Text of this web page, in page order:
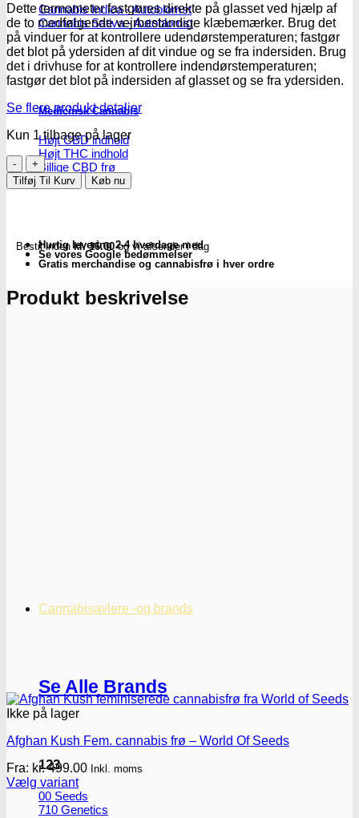
Cannabis Indica - Autoblomst
Cannabis Sativa - Autoblomst
Medicinsk Cannabis
Højt CBD indhold
Højt THC indhold
Billige CBD frø
Cannabisavlere -og brands
Se Alle Brands
123
00 Seeds
710 Genetics
Dette termometer fastgøres direkte på glasset ved hjælp af
de to medfølgende vejrbestandige klæbemærker. Brug det
på vinduer for at kontrollere udendørstemperaturen; fastgør
det blot på ydersiden af dit vindue og se fra indersiden. Brug
det i drivhuse for at kontrollere indendørstemperaturen;
fastgør det blot på indersiden af glasset og se fra ydersiden.
Se flere produkt detaljer
Kun 1 tilbage på lager
Garland
|
Vindue
Tilføj Til Kurv Køb nu
Bestil indenkl. 16.00og vi afsender i dag
Hurtig levering 2-4 hverdage med
Se vores Google bedømmelser
Gratis merchandise og cannabisfrø i hver ordre
Produkt beskrivelse
Ikke på lager
Afghan Kush Fem. cannabis frø – World Of Seeds
Fra: kr.499.00 Inkl. moms
Vælg variant